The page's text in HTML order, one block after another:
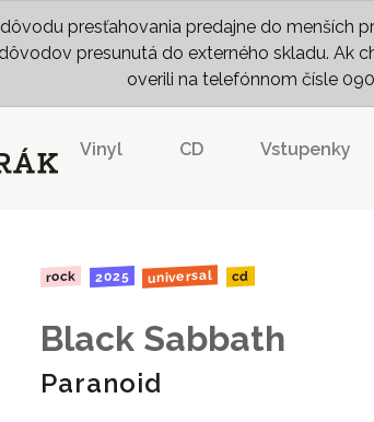
presťahovania predajne do
presunutá do externého skladu. Ak
overili na telefónnom čísle
Vinyl CD Vstupenky
rock 2025 universal cd
Black Sabbath
Paranoid